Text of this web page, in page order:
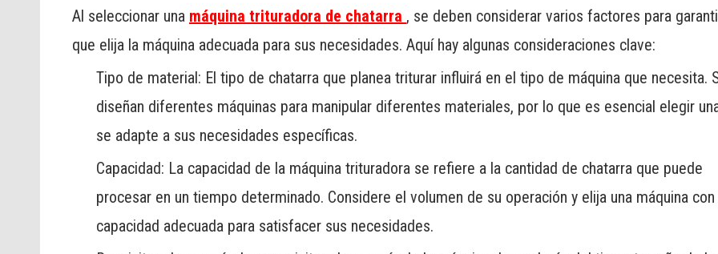
Al seleccionar una máquina trituradora de chatarra , se deben considerar varios factores para
que elija la máquina adecuada para sus necesidades. Aquí hay algunas consideraciones clave:
Tipo de material: El tipo de chatarra que planea triturar influirá en el tipo de máquina que necesita.
diseñan diferentes máquinas para manipular diferentes materiales, por lo que es esencial elegir
se adapte a sus necesidades específicas.
Capacidad: La capacidad de la máquina trituradora se refiere a la cantidad de chatarra que puede
procesar en un tiempo determinado. Considere el volumen de su operación y elija una máquina con
capacidad adecuada para satisfacer sus necesidades.